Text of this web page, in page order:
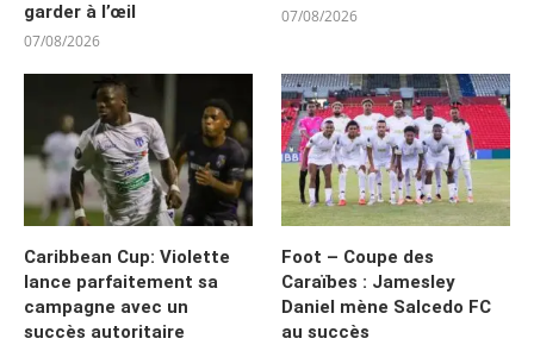
garder à l’œil
07/08/2026
07/08/2026
Caribbean Cup: Violette
lance parfaitement sa
campagne avec un
succès autoritaire
Foot – Coupe des
Caraïbes : Jamesley
Daniel mène Salcedo FC
au succès